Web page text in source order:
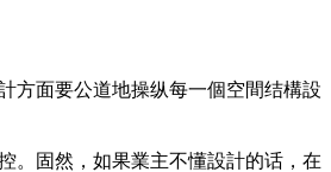
方面要公道地操纵每一個空間结構設
。固然，如果業主不懂設計的话，在